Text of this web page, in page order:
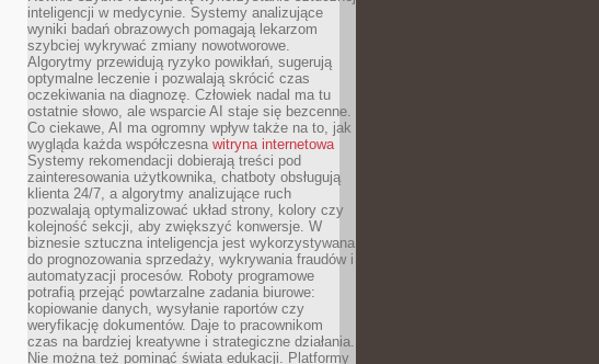
inteligencji w medycynie. Systemy analizujące
wyniki badań obrazowych pomagają lekarzom
szybciej wykrywać zmiany nowotworowe.
Algorytmy przewidują ryzyko powikłań, sugerują
optymalne leczenie i pozwalają skrócić czas
oczekiwania na diagnozę. Człowiek nadal ma tu
ostatnie słowo, ale wsparcie AI staje się bezcenne.
Co ciekawe, AI ma ogromny wpływ także na to, jak
wygląda każda współczesna witryna internetowa
Systemy rekomendacji dobierają treści pod
zainteresowania użytkownika, chatboty obsługują
klienta 24/7, a algorytmy analizujące ruch
pozwalają optymalizować układ strony, kolory czy
kolejność sekcji, aby zwiększyć konwersje. W
biznesie sztuczna inteligencja jest wykorzystywana
do prognozowania sprzedaży, wykrywania fraudów i
automatyzacji procesów. Roboty programowe
potrafią przejąć powtarzalne zadania biurowe:
kopiowanie danych, wysyłanie raportów czy
weryfikację dokumentów. Daje to pracownikom
czas na bardziej kreatywne i strategiczne działania.
Nie można też pominąć świata edukacji. Platformy